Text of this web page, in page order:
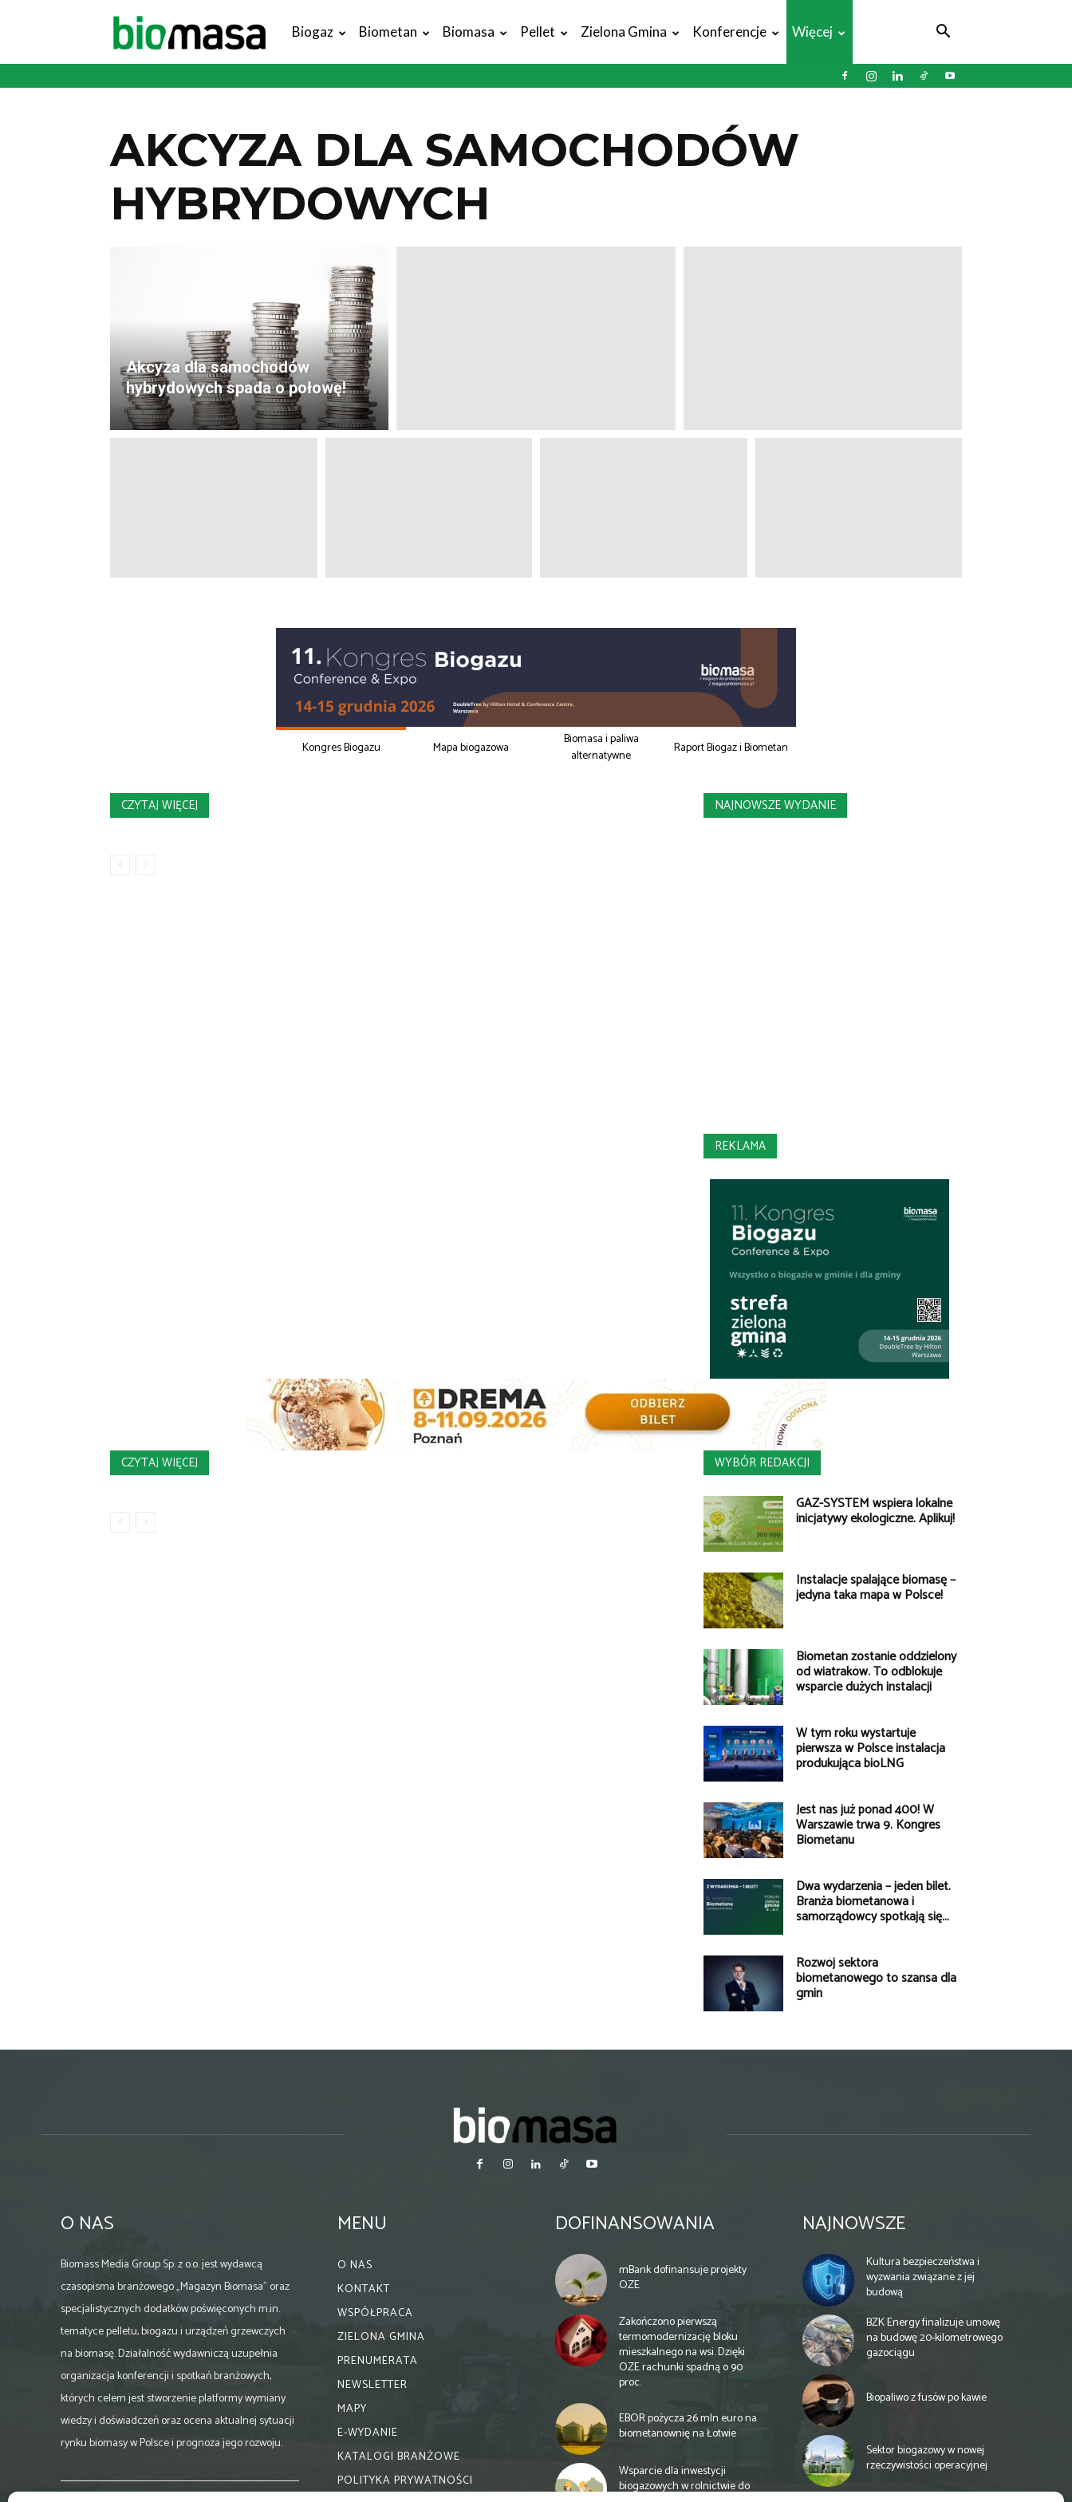
Magazyn
Biogaz Biometan Biomasa Pellet Zielona Gmina Konferencje Więcej
AKCYZA DLA SAMOCHODÓW
HYBRYDOWYCH
Akcyza dla samochodów
hybrydowych spada o połowę!
Kongres Biogazu Mapa biogazowa
Biomasa i paliwa
alternatywne
Raport Biogaz i Biometan
CZYTAJ WIĘCEJ NAJNOWSZE WYDANIE
REKLAMA
CZYTAJ WIĘCEJ WYBÓR REDAKCJI
GAZ-SYSTEM wspiera lokalne
inicjatywy ekologiczne. Aplikuj!
Instalacje spalające biomasę –
jedyna taka mapa w Polsce!
Biometan zostanie oddzielony
od wiatraków. To odblokuje
wsparcie dużych instalacji
W tym roku wystartuje
pierwsza w Polsce instalacja
produkująca bioLNG
Jest nas już ponad 400! W
Warszawie trwa 9. Kongres
Biometanu
Dwa wydarzenia – jeden bilet.
Branża biometanowa i
samorządowcy spotkają się...
Rozwój sektora
biometanowego to szansa dla
gmin
O NAS
Biomass Media Group Sp. z o.o. jest wydawcą
czasopisma branżowego „Magazyn Biomasa” oraz
specjalistycznych dodatków poświęconych m.in.
tematyce pelletu, biogazu i urządzeń grzewczych
na biomasę. Działalność wydawniczą uzupełnia
organizacja konferencji i spotkań branżowych,
których celem jest stworzenie platformy wymiany
wiedzy i doświadczeń oraz ocena aktualnej sytuacji
rynku biomasy w Polsce i prognoza jego rozwoju.
MENU
O NAS
KONTAKT
WSPÓŁPRACA
ZIELONA GMINA
PRENUMERATA
NEWSLETTER
MAPY
E-WYDANIE
KATALOGI BRANŻOWE
POLITYKA PRYWATNOŚCI
DOFINANSOWANIA
mBank dofinansuje projekty
OZE
Zakończono pierwszą
termomodernizację bloku
mieszkalnego na wsi. Dzięki
OZE rachunki spadną o 90
proc.
EBOR pożycza 26 mln euro na
biometanownię na Łotwie
Wsparcie dla inwestycji
biogazowych w rolnictwie do
NAJNOWSZE
Kultura bezpieczeństwa i
wyzwania związane z jej
budową
BZK Energy finalizuje umowę
na budowę 20-kilometrowego
gazociągu
Biopaliwo z fusów po kawie
Sektor biogazowy w nowej
rzeczywistości operacyjnej